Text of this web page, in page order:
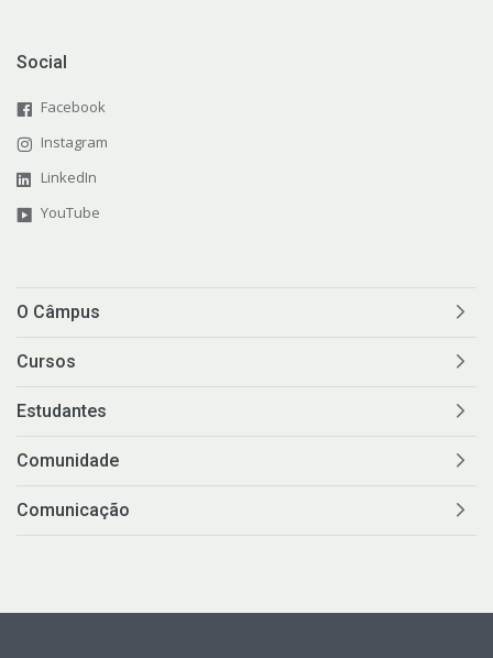
Social
Facebook
Instagram
LinkedIn
YouTube
O Câmpus
Cursos
Estudantes
Comunidade
Comunicação